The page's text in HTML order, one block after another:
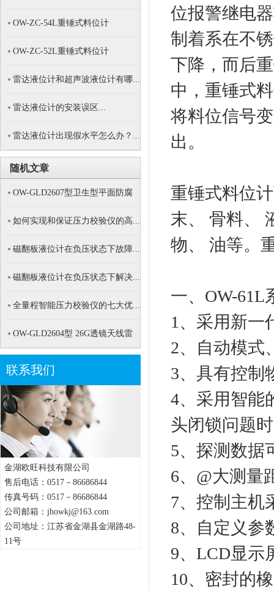
OW-ZC-54L重锤式料位计
OW-ZC-52L重锤式料位计
雷达液位计和超声波液位计有哪...
雷达液位计的安装误区...
雷达液位计出现假水平怎么办？...
随机文章
OW-GLD2607型卫生型平面防腐
如何实现和保证压力校验仪的高...
磁翻板液位计在负压状态下故障...
磁翻板液位计在负压状态下解决...
全量程智能压力校验仪的七大优...
OW-GLD2604型 26G透镜天线雷
达...
联系我们
金湖欧旺科技有限公司
售后电话：0517－86686844
传真号码：0517－86686844
公司邮箱：jhowkj@163.com
公司地址：江苏省金湖县金湖路48-
11号
位报警继电
制着系在不
下降，而后
中，重锤式
将料位信号
出。
重锤式料位
末、 骨料、
物、 油等。
一、OW-61L
1、采用新一
2、自动模式
3、具有控制
4、采用智能
头闭锁问题
5、探测数据
6、@大测量
7、控制主机
8、自定义参
9、LCD显示
10、密封的